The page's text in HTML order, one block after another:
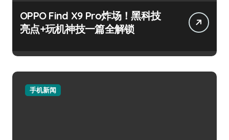
OPPO Find X9 Pro炸场！黑科技
亮点+玩机神技一篇全解锁
手机新闻